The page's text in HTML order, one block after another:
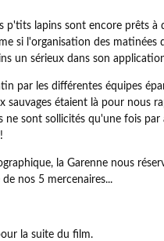
p'tits lapins sont encore prêts
si l'organisation des matinées
un sérieux dans son
par les différentes équipes
sauvages étaient là pour nous
ne sont sollicités qu'une fois
la Garenne nous
de nos 5 mercenaires...
la suite du film.